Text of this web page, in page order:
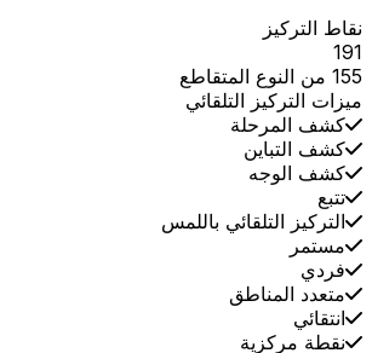
نقاط التركيز
191
155 من النوع المتقاطع
ميزات التركيز التلقائي
كشف المرحلة
كشف التباين
كشف الوجه
تتبع
التركيز التلقائي باللمس
مستمر
فردي
متعدد المناطق
انتقائي
نقطة مركزية